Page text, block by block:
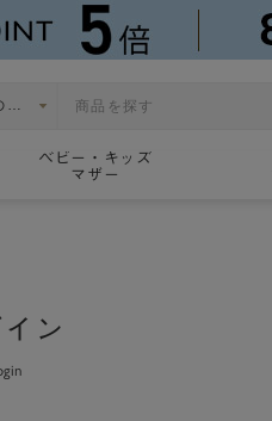
ベビー・キッズ
マザー
イン